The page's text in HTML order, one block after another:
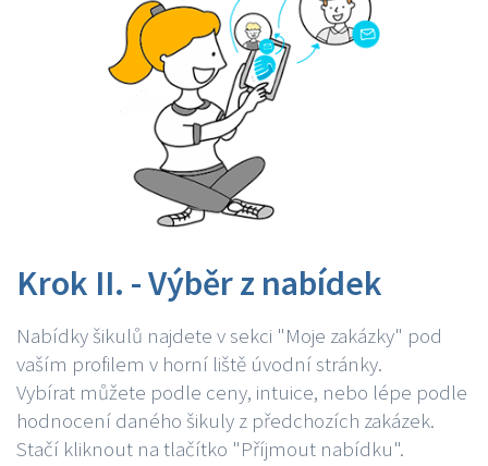
Krok II. - Výběr z nabídek
Nabídky šikulů najdete v sekci "Moje zakázky" pod
vaším profilem v horní liště úvodní stránky.
Vybírat můžete podle ceny, intuice, nebo lépe podle
hodnocení daného šikuly z předchozích zakázek.
Stačí kliknout na tlačítko "Příjmout nabídku".